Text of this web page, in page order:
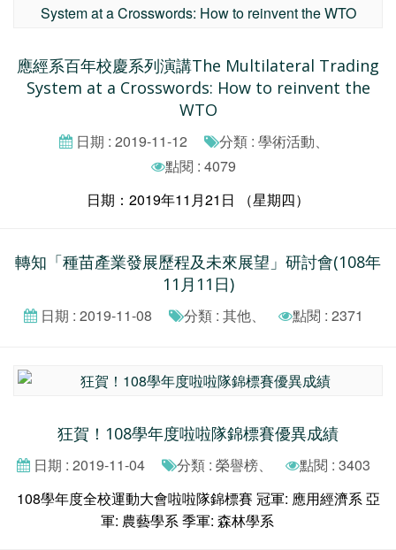
應經系百年校慶系列演講The Multilateral Trading
System at a Crosswords: How to reinvent the
WTO
日期 : 2019-11-12
分類 : 學術活動、
點閱 : 4079
日期：2019年11月21日 （星期四）
轉知「種苗產業發展歷程及未來展望」研討會(108年
11月11日)
日期 : 2019-11-08 分類 : 其他、 點閱 : 2371
狂賀！108學年度啦啦隊錦標賽優異成績
日期 : 2019-11-04 分類 : 榮譽榜、
點閱 : 3403
108學年度全校運動大會啦啦隊錦標賽 冠軍: 應用經濟系 亞
軍: 農藝學系 季軍: 森林學系